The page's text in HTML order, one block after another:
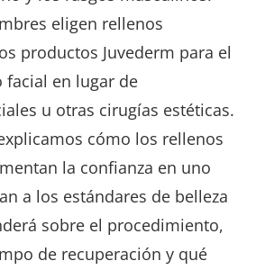
eligen rellenos
productos Juvederm para el
en lugar de
u otras cirugías estéticas.
cómo los rellenos
la confianza en uno
a los estándares de belleza
sobre el procedimiento,
de recuperación y qué